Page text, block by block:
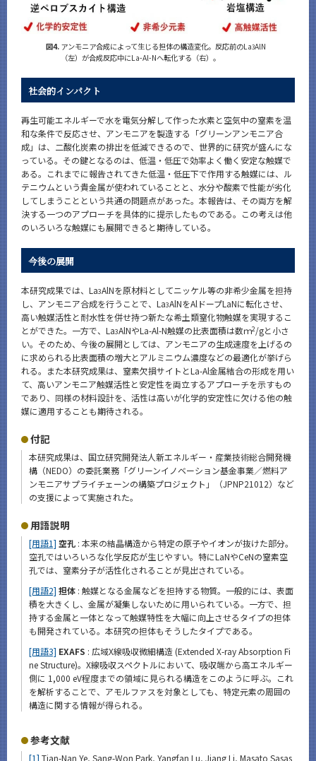
図4. アンモニア合成によって生じる担体の構造変化。反応前のLa3AlN
（左）が合成反応中にLa-Al-Nへ転化する（右）。
社会的インパクト
再生可能エネルギーで水を電気分解して作った水素と空気中の窒素を温
和な条件で反応させ、アンモニアを製造する「グリーンアンモニア合
成」は、二酸化炭素の排出を低減できるので、世界的に研究が盛んにな
っている。その鍵となるのは、低温・低圧で効率よく働く安定な触媒で
ある。これまでに報告されてきた低温・低圧下で作用する触媒には、ル
テニウムという貴金属が使われていることと、水分や酸素で性能が劣化
してしまうことという共通の問題点があった。本報告は、その両方を解
決する一つのアプローチを具体的に提示したものである。この考えは他
のいろいろな触媒にも展開できると期待している。
今後の展開
本研究成果では、La3AlNを原材料としてニッケル等の非希少金属を担持
し、アンモニア合成を行うことで、La3AlNをAlドープLaNに転化させ、
高い触媒活性と耐水性を併せ持つ新たな希土類窒化物触媒を実現するこ
とができた。一方で、La3AlNやLa-Al-N触媒の比表面積は数ｍ2/gと小さ
い。そのため、今後の展開としては、アンモニアの生成速度を上げるの
に求められる比表面積の増大とアルミニウム濃度などの最適化が挙げら
れる。また本研究成果は、窒素欠損サイトとLa-Al金属結合の形成を用い
て、高いアンモニア触媒活性と安定性を両立するアプローチを示すもの
であり、同様の材料設計を、活性は高いが化学的安定性に欠ける他の触
媒に適用することも期待される。
付記
本研究成果は、国立研究開発法人新エネルギー・産業技術総合開発機
構（NEDO）の委託業務「グリーンイノベーション基金事業／燃料ア
ンモニアサプライチェーンの構築プロジェクト」（JPNP21012）など
の支援によって実施された。
用語説明
[用語1] 空孔 : 本来の結晶構造から特定の原子やイオンが抜けた部分。
空孔ではいろいろな化学反応が生じやすい。特にLaNやCeNの窒素空
孔では、窒素分子が活性化されることが見出されている。
[用語2] 担体 : 触媒となる金属などを担持する物質。一般的には、表面
積を大きくし、金属が凝集しないために用いられている。一方で、担
持する金属と一体となって触媒特性を大幅に向上させるタイプの担体
も開発されている。本研究の担体もそうしたタイプである。
[用語3] EXAFS : 広域X線吸収微細構造 (Extended X-ray Absorption Fi
ne Structure)。X線吸収スペクトルにおいて、吸収端から高エネルギー
側に 1,000 eV程度までの領域に見られる構造をこのように呼ぶ。これ
を解析することで、アモルファスを対象としても、特定元素の周囲の
構造に関する情報が得られる。
参考文献
[1] Tian-Nan Ye, Sang-Won Park, Yangfan Lu, Jiang Li, Masato Sasas